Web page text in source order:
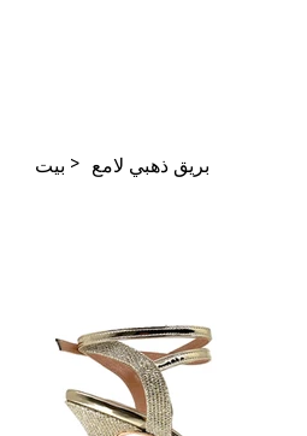
بيت > بريق ذهبي لامع